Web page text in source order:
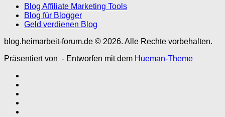
Blog Affiliate Marketing Tools
Blog für Blogger
Geld verdienen Blog
blog.heimarbeit-forum.de © 2026. Alle Rechte vorbehalten.
Präsentiert von - Entworfen mit dem Hueman-Theme